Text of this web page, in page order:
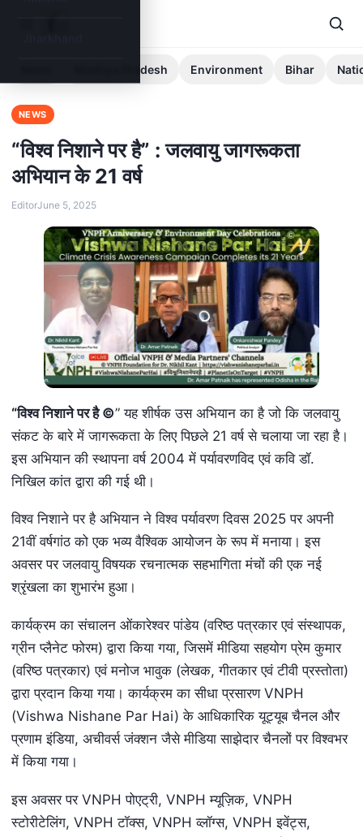
Madhya Pradesh Environment Bihar
NEWS
“विश्व निशाने पर है” : जलवायु जागरूकता
अभियान के 21 वर्ष
EditorJune 5, 2025
“विश्व निशाने पर है ©” यह शीर्षक उस अभियान का है जो कि जलवायु
संकट के बारे में जागरूकता के लिए पिछले 21 वर्ष से चलाया जा रहा है।
इस अभियान की स्थापना वर्ष 2004 में पर्यावरणविद एवं कवि डॉ.
निखिल कांत द्वारा की गई थी।
विश्व निशाने पर है अभियान ने विश्व पर्यावरण दिवस 2025 पर अपनी
21वीं वर्षगांठ को एक भव्य वैश्विक आयोजन के रूप में मनाया। इस
अवसर पर जलवायु विषयक रचनात्मक सहभागिता मंचों की एक नई
श्रृंखला का शुभारंभ हुआ।
कार्यक्रम का संचालन ओंकारेश्वर पांडेय (वरिष्ठ पत्रकार एवं संस्थापक,
ग्रीन प्लैनेट फोरम) द्वारा किया गया, जिसमें मीडिया सहयोग प्रेम कुमार
(वरिष्ठ पत्रकार) एवं मनोज भावुक (लेखक, गीतकार एवं टीवी प्रस्तोता)
द्वारा प्रदान किया गया। कार्यक्रम का सीधा प्रसारण VNPH
(Vishwa Nishane Par Hai) के आधिकारिक यूट्यूब चैनल और
प्रणाम इंडिया, अचीवर्स जंक्शन जैसे मीडिया साझेदार चैनलों पर विश्वभर
में किया गया।
इस अवसर पर VNPH पोएट्री, VNPH म्यूज़िक, VNPH
स्टोरीटेलिंग, VNPH टॉक्स, VNPH व्लॉग्स, VNPH इवेंट्स,